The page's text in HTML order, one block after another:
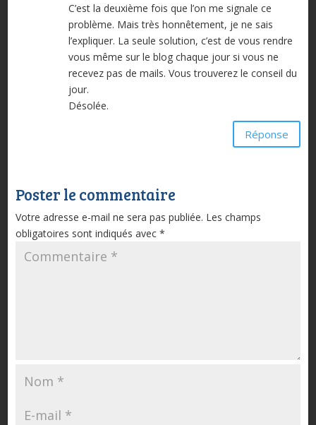
C’est la deuxième fois que l’on me signale ce
problème. Mais très honnêtement, je ne sais
l’expliquer. La seule solution, c’est de vous rendre
vous même sur le blog chaque jour si vous ne
recevez pas de mails. Vous trouverez le conseil du
jour.
Désolée.
Réponse
Poster le commentaire
Votre adresse e-mail ne sera pas publiée. Les champs
obligatoires sont indiqués avec *